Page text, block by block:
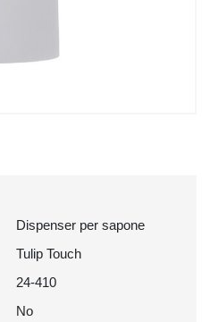
Dispenser per sapone
Tulip Touch
24-410
No